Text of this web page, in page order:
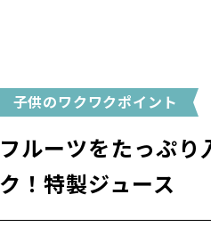
子供のワクワクポイント
フルーツをたっぷり
ク！特製ジュース